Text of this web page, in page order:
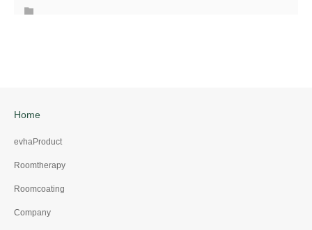
Home
evhaProduct
Roomtherapy
Roomcoating
Company